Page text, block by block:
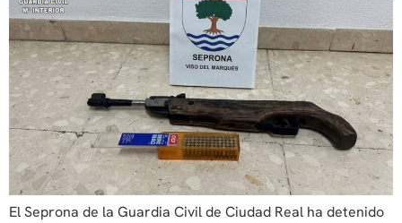
El Seprona de la Guardia Civil de Ciudad Real ha detenido